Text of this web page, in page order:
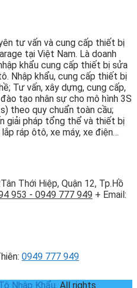
tư vấn và cung cấp thiết bị
tại Việt Nam. Là doanh
khẩu cung cấp thiết bị sửa
Nhập khẩu, cung cấp thiết bị
Tư vấn, xây dựng, cung cấp,
tạo nhân sự cho mô hình 3S
theo quy chuẩn toàn cầu;
giải pháp tổng thể và thiết bị
ráp ôtô, xe máy, xe điện…
Thới Hiệp, Quận 12, Tp.Hồ
953 - 0949 777 949 + Email:
0949 777 949
Nhập Khẩu. All rights